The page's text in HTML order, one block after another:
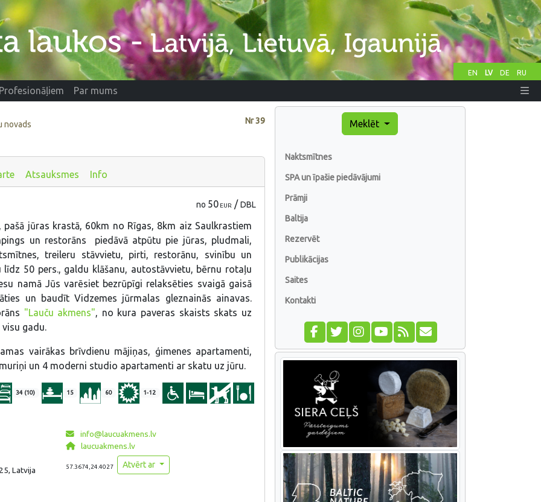
EN LV DE RU
Profesionāļiem Par mums
Nr39
novads
Atsauksmes Info
no 50EUR /DBL
pašā jūras krastā, 60km no Rīgas, 8km aiz Saulkrastiem
un restorāns piedāvā atpūtu pie jūras, pludmali,
treileru stāvvietu, pirti, restorānu, svinību un
līdz 50 pers., galdu klāšanu, autostāvvietu, bērnu rotaļu
namā Jūs varēsiet bezrūpīgi relaksēties svaigā gaisā
un baudīt Vidzemes jūrmalas gleznainās ainavas.
"Lauču akmens" , no kura paveras skaists skats uz
gadu.
vairākas brīvdienu mājiņas, ģimenes apartamenti,
un 4 moderni studio apartamenti ar skatu uz jūru.
34 (10) 15 60 1-12
Latvija
info@laucuakmens.lv
laucuakmens.lv
57.3674,24.4027 Atvērt ar
Meklēt
Naktsmītnes
SPA un īpašie piedāvājumi
Prāmji
Baltija
Rezervēt
Publikācijas
Saites
Kontakti